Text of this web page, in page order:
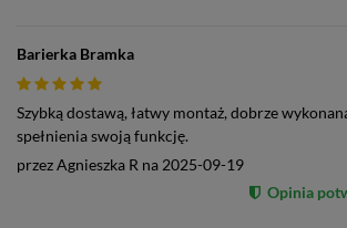
Barierka Bramka
Szybką dostawą, łatwy montaż, dobrze
spełnienia swoją funkcję.
przezAgnieszka R na 2025-09-19
Opinia